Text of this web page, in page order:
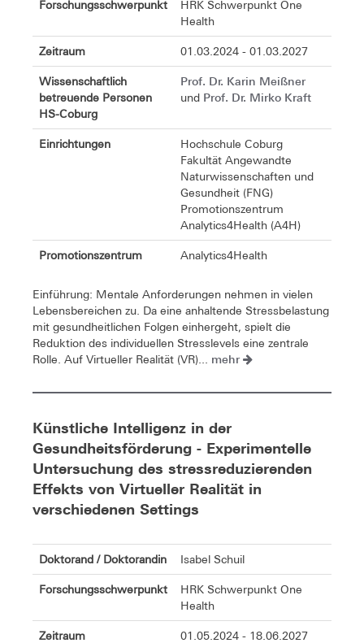
Forschungsschwerpunkt
HRK Schwerpunkt One
Health
Zeitraum 01.03.2024 - 01.03.2027
Wissenschaftlich
betreuende Personen
HS-Coburg
Prof. Dr. Karin Meißner
und Prof. Dr. Mirko Kraft
Einrichtungen
Hochschule Coburg
Fakultät Angewandte
Naturwissenschaften und
Gesundheit (FNG)
Promotionszentrum
Analytics4Health (A4H)
Promotionszentrum Analytics4Health
Einführung: Mentale Anforderungen nehmen in vielen
Lebensbereichen zu. Da eine anhaltende Stressbelastung
mit gesundheitlichen Folgen einhergeht, spielt die
Reduktion des individuellen Stresslevels eine zentrale
Rolle. Auf Virtueller Realität (VR)... mehr
Künstliche Intelligenz in der
Gesundheitsförderung - Experimentelle
Untersuchung des stressreduzierenden
Effekts von Virtueller Realität in
verschiedenen Settings
Doktorand / Doktorandin Isabel Schuil
Forschungsschwerpunkt
HRK Schwerpunkt One
Health
Zeitraum 01.05.2024 - 18.06.2027